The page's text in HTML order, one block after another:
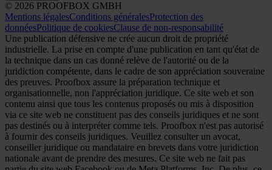
© 2026 PROOFBOX GMBH
Mentions légalesConditions généralesProtection des
donnéesPolitique de cookiesClause de non-responsabilité
Une publication défensive ne crée aucun droit de propriété
industrielle. La prise en compte d'une publication en tant qu'état de
la technique dans un cas donné relève de l'autorité ou de la
juridiction compétente, dans le cadre de son appréciation souveraine
des preuves. Proofbox assure la préparation technique et
organisationnelle, non l'appréciation juridique. Ce site web et son
contenu ainsi que tous les contenus proposés ou mis à disposition
via ce site web ne constituent pas des conseils juridiques et ne sont
pas destinés ou à interpréter comme tels. Proofbox n'est pas autorisé
à fournir des conseils juridiques. Veuillez consulter un avocat,
conseiller juridique ou mandataire en brevets dans votre juridiction
nationale avant de prendre des mesures. Ce site web ne fait pas